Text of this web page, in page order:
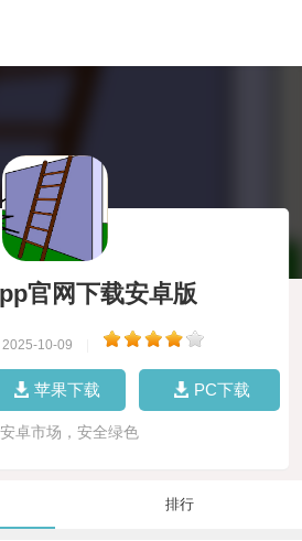
官网下载安卓版
2025-10-09
苹果下载 PC下载
安卓市场，安全绿色
排行